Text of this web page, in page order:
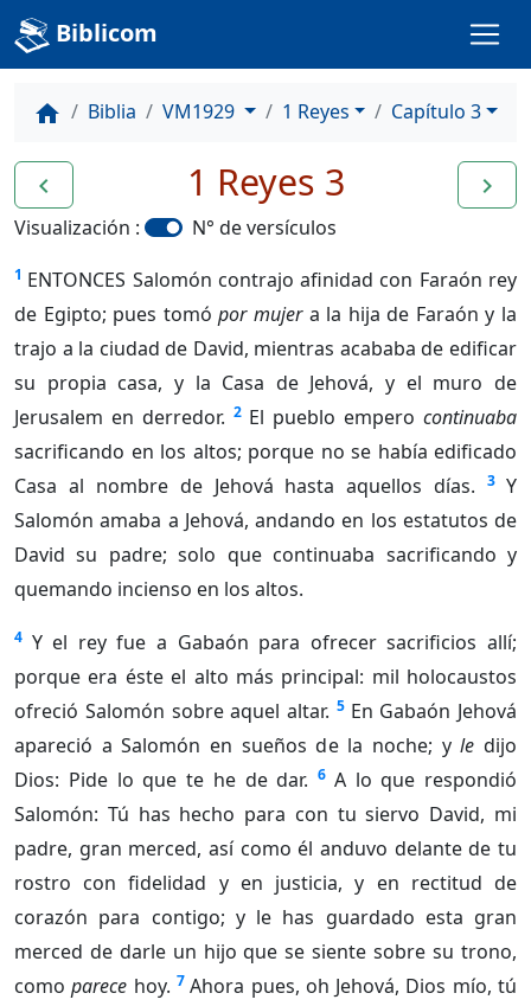
Biblicom
home Biblia VM1929 1 Reyes Capítulo 3
navigate_before navigate_next
1 Reyes 3
Visualización : N° de versículos
1 ENTONCES Salomón contrajo afinidad con Faraón rey
de Egipto; pues tomópor mujera la hija de Faraón y la
trajo a la ciudad de David, mientras acababa de edificar
su propia casa, y la Casa de Jehová, y el muro de
Jerusalem en derredor. 2 El pueblo empero continuaba
sacrificando en los altos; porque no se había edificado
Casa al nombre de Jehová hasta aquellos días.
3 Y
Salomón amaba a Jehová, andando en los estatutos de
David su padre; solo que continuaba sacrificando y
quemando incienso en los altos.
4 Y el rey fue a Gabaón para ofrecer sacrificios allí;
porque era éste el alto más principal: mil holocaustos
ofreció Salomón sobre aquel altar. 5 En Gabaón Jehová
apareció a Salomón en sueños de la noche; yle dijo
Dios: Pide lo que te he de dar. 6 A lo que respondió
Salomón: Tú has hecho para con tu siervo David, mi
padre, gran merced, así como él anduvo delante de tu
rostro con fidelidad y en justicia, y en rectitud de
corazón para contigo; y le has guardado esta gran
merced de darle un hijo que se siente sobre su trono,
comoparece hoy. 7 Ahora pues, oh Jehová, Dios mío, tú